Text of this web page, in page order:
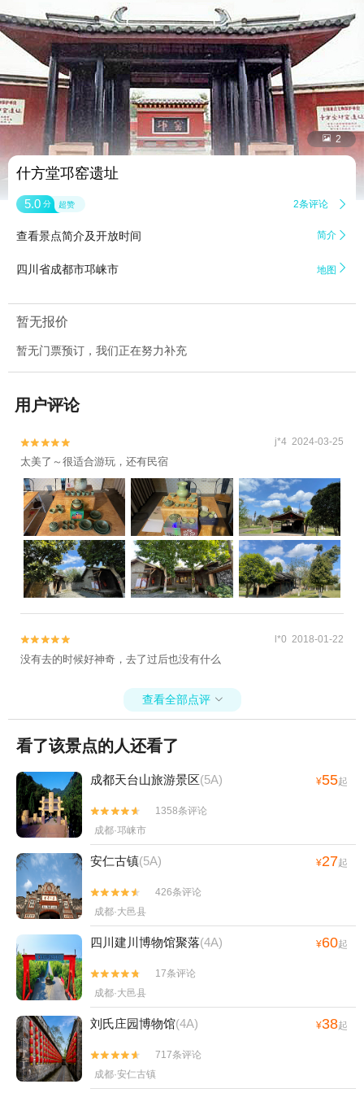
 2
什方堂邛窑遗址
5.0 分 超赞 2条评论 
查看景点简介及开放时间 简介 
四川省成都市邛崃市 地图 
暂无报价
暂无门票预订，我们正在努力补充
用户评论

 j*4 2024-03-25
太美了～很适合游玩，还有民宿

 l*0 2018-01-22
没有去的时候好神奇，去了过后也没有什么
查看全部点评 
看了该景点的人还看了
成都天台山旅游景区(5A) ¥55起


1358条评论
成都·邛崃市
安仁古镇(5A) ¥27起


426条评论
成都·大邑县
四川建川博物馆聚落(4A) ¥60起


17条评论
成都·大邑县
刘氏庄园博物馆(4A) ¥38起


717条评论
成都·安仁古镇
